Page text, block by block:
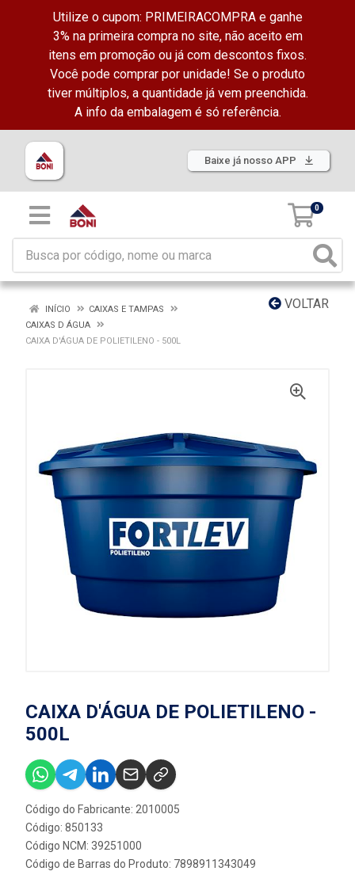
Utilize o cupom: PRIMEIRACOMPRA e ganhe
3% na primeira compra no site, não aceito em
itens em promoção ou já com descontos fixos.
Você pode comprar por unidade! Se o produto
tiver múltiplos, a quantidade já vem preenchida.
A info da embalagem é só referência.
Baixe já nosso APP
0
VOLTAR
INÍCIO
CAIXAS E TAMPAS
CAIXAS D ÁGUA
CAIXA D'ÁGUA DE POLIETILENO - 500L
CAIXA D'ÁGUA DE POLIETILENO -
500L
Código do Fabricante: 2010005
Código: 850133
Código NCM: 39251000
Código de Barras do Produto: 7898911343049